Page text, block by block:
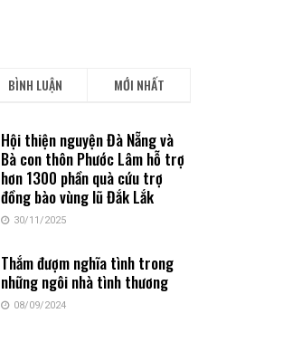
BÌNH LUẬN MỚI NHẤT
Hội thiện nguyện Đà Nẵng và
Bà con thôn Phước Lâm hỗ trợ
hơn 1300 phần quà cứu trợ
đồng bào vùng lũ Đắk Lắk
30/11/2025
Thắm đượm nghĩa tình trong
những ngôi nhà tình thương
08/09/2024